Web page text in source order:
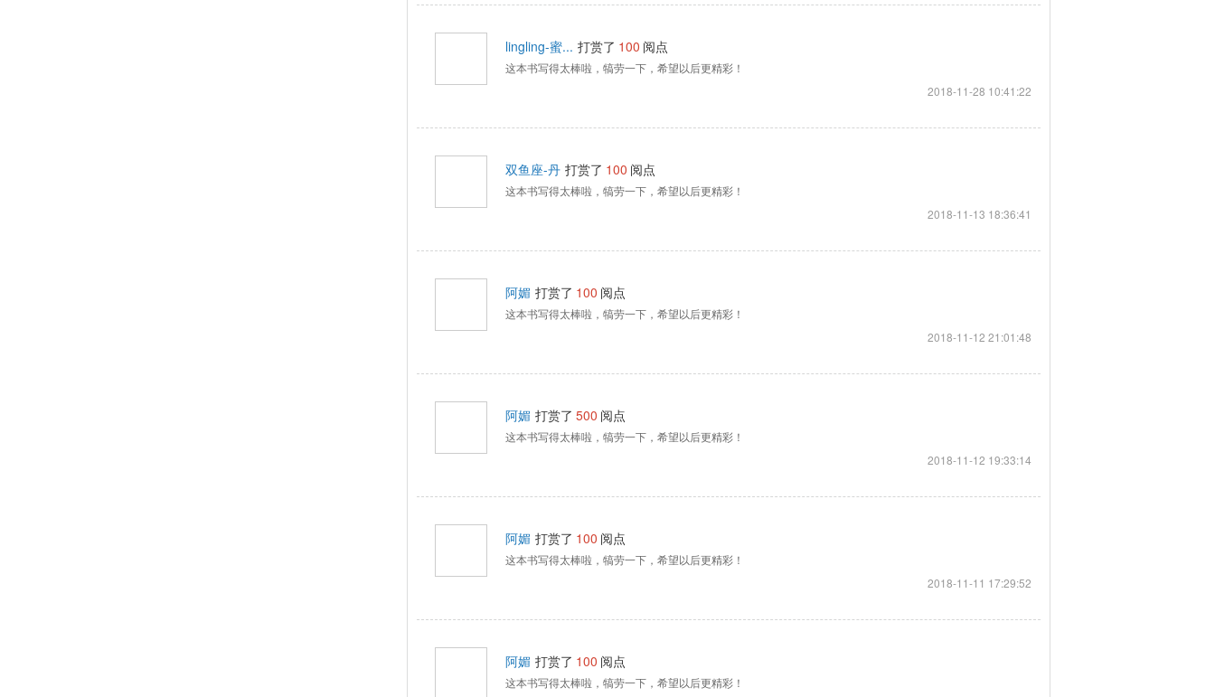
lingling-蜜... 打赏了 100 阅点
这本书写得太棒啦，犒劳一下，希望以后更精彩！
2018-11-28 10:41:22
双鱼座-丹 打赏了 100 阅点
这本书写得太棒啦，犒劳一下，希望以后更精彩！
2018-11-13 18:36:41
阿媚 打赏了 100 阅点
这本书写得太棒啦，犒劳一下，希望以后更精彩！
2018-11-12 21:01:48
阿媚 打赏了 500 阅点
这本书写得太棒啦，犒劳一下，希望以后更精彩！
2018-11-12 19:33:14
阿媚 打赏了 100 阅点
这本书写得太棒啦，犒劳一下，希望以后更精彩！
2018-11-11 17:29:52
阿媚 打赏了 100 阅点
这本书写得太棒啦，犒劳一下，希望以后更精彩！